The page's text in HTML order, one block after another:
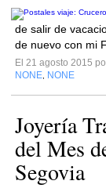
de salir de
de nuevo con mi
El 21 agosto 2015
NONE NONE
Joyería
del Mes
Segovia